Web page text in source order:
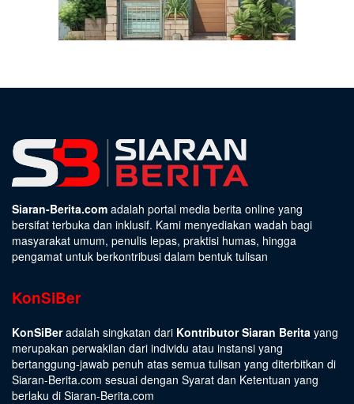
Siaran-Berita.com adalah portal media berita online yang
bersifat terbuka dan inklusif. Kami menyediakan wadah bagi
masyarakat umum, penulis lepas, praktisi humas, hingga
pengamat untuk berkontribusi dalam bentuk tulisan
KonSiBer
KonSiBeradalah singkatan dari Kontributor Siaran Berita yang
merupakan perwakilan dari individu atau instansi yang
bertanggung-jawab penuh atas semua tulisan yang diterbitkan di
Siaran-Berita.com sesuai dengan Syarat dan Ketentuan yang
berlaku di Siaran-Berita.com